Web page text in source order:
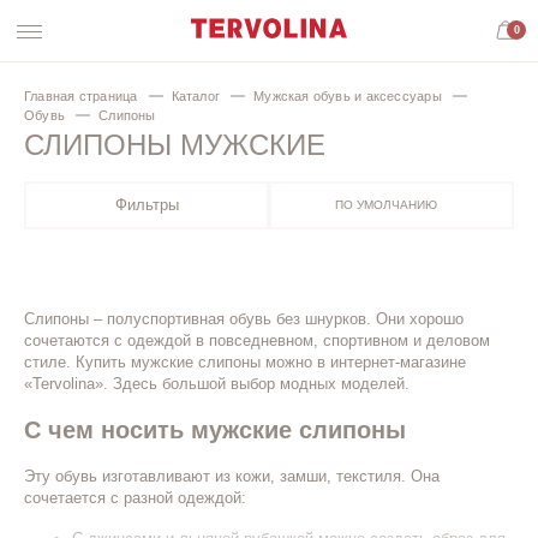
0
Главная страница Каталог
Мужская обувь и аксессуары
Обувь
Слипоны
СЛИПОНЫ МУЖСКИЕ
Фильтры ПО УМОЛЧАНИЮ
Слипоны – полуспортивная обувь без шнурков. Они хорошо
сочетаются с одеждой в повседневном, спортивном и деловом
стиле. Купить мужские слипоны можно в интернет-магазине
«Tervolina». Здесь большой выбор модных моделей.
С чем носить мужские слипоны
Эту обувь изготавливают из кожи, замши, текстиля. Она
сочетается с разной одеждой: